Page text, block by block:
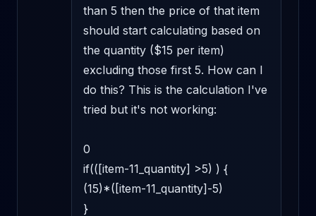
than 5 then the price of that item
should start calculating based on
the quantity ($15 per item)
excluding those first 5. How can I
do this? This is the calculation I've
tried but it's not working:
0
if(([item-11_quantity] >5) ) {
(15)*([item-11_quantity]-5)
}